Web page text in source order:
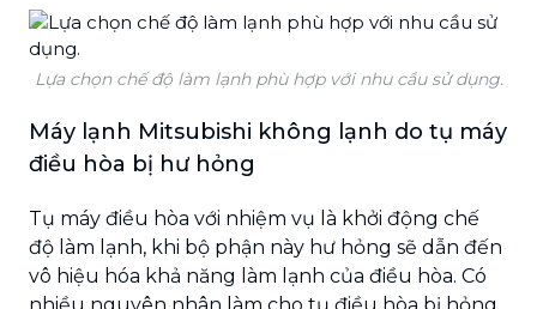
Lựa chọn chế độ làm lạnh phù hợp với nhu cầu sử dụng.
Máy lạnh Mitsubishi không lạnh do tụ máy
điều hòa bị hư hỏng
Tụ máy điều hòa với nhiệm vụ là khởi động chế
độ làm lạnh, khi bộ phận này hư hỏng sẽ dẫn đến
vô hiệu hóa khả năng làm lạnh của điều hòa. Có
nhiều nguyên nhân làm cho tụ điều hòa bị hỏng